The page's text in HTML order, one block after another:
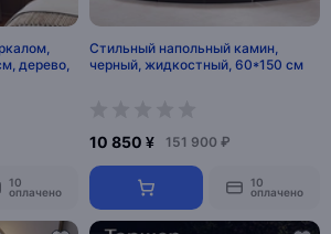
дерево,
10
оплачено
Стильный напольный камин,
черный, жидкостный, 60*150 см
10 850 ¥ 151 900 ₽
10
оплачено